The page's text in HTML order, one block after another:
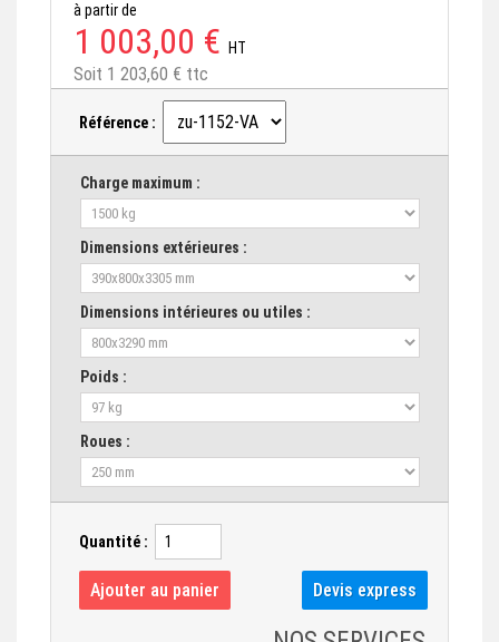
à partir de
1 003,00 € HT
Soit 1 203,60 € ttc
Référence :
Charge maximum :
Dimensions extérieures :
Dimensions intérieures ou utiles :
Poids :
Roues :
Quantité :